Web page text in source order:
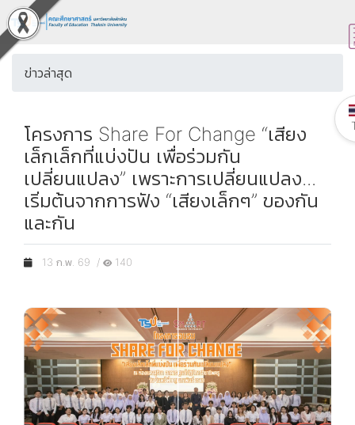
ข่าวล่าสุด
โครงการ Share For Change “เสียง
เล็กเล็กที่แบ่งปัน เพื่อร่วมกัน
เปลี่ยนแปลง” เพราะการเปลี่ยนแปลง...
เริ่มต้นจากการฟัง “เสียงเล็กๆ” ของกัน
และกัน
13 ก.พ. 69 / 140